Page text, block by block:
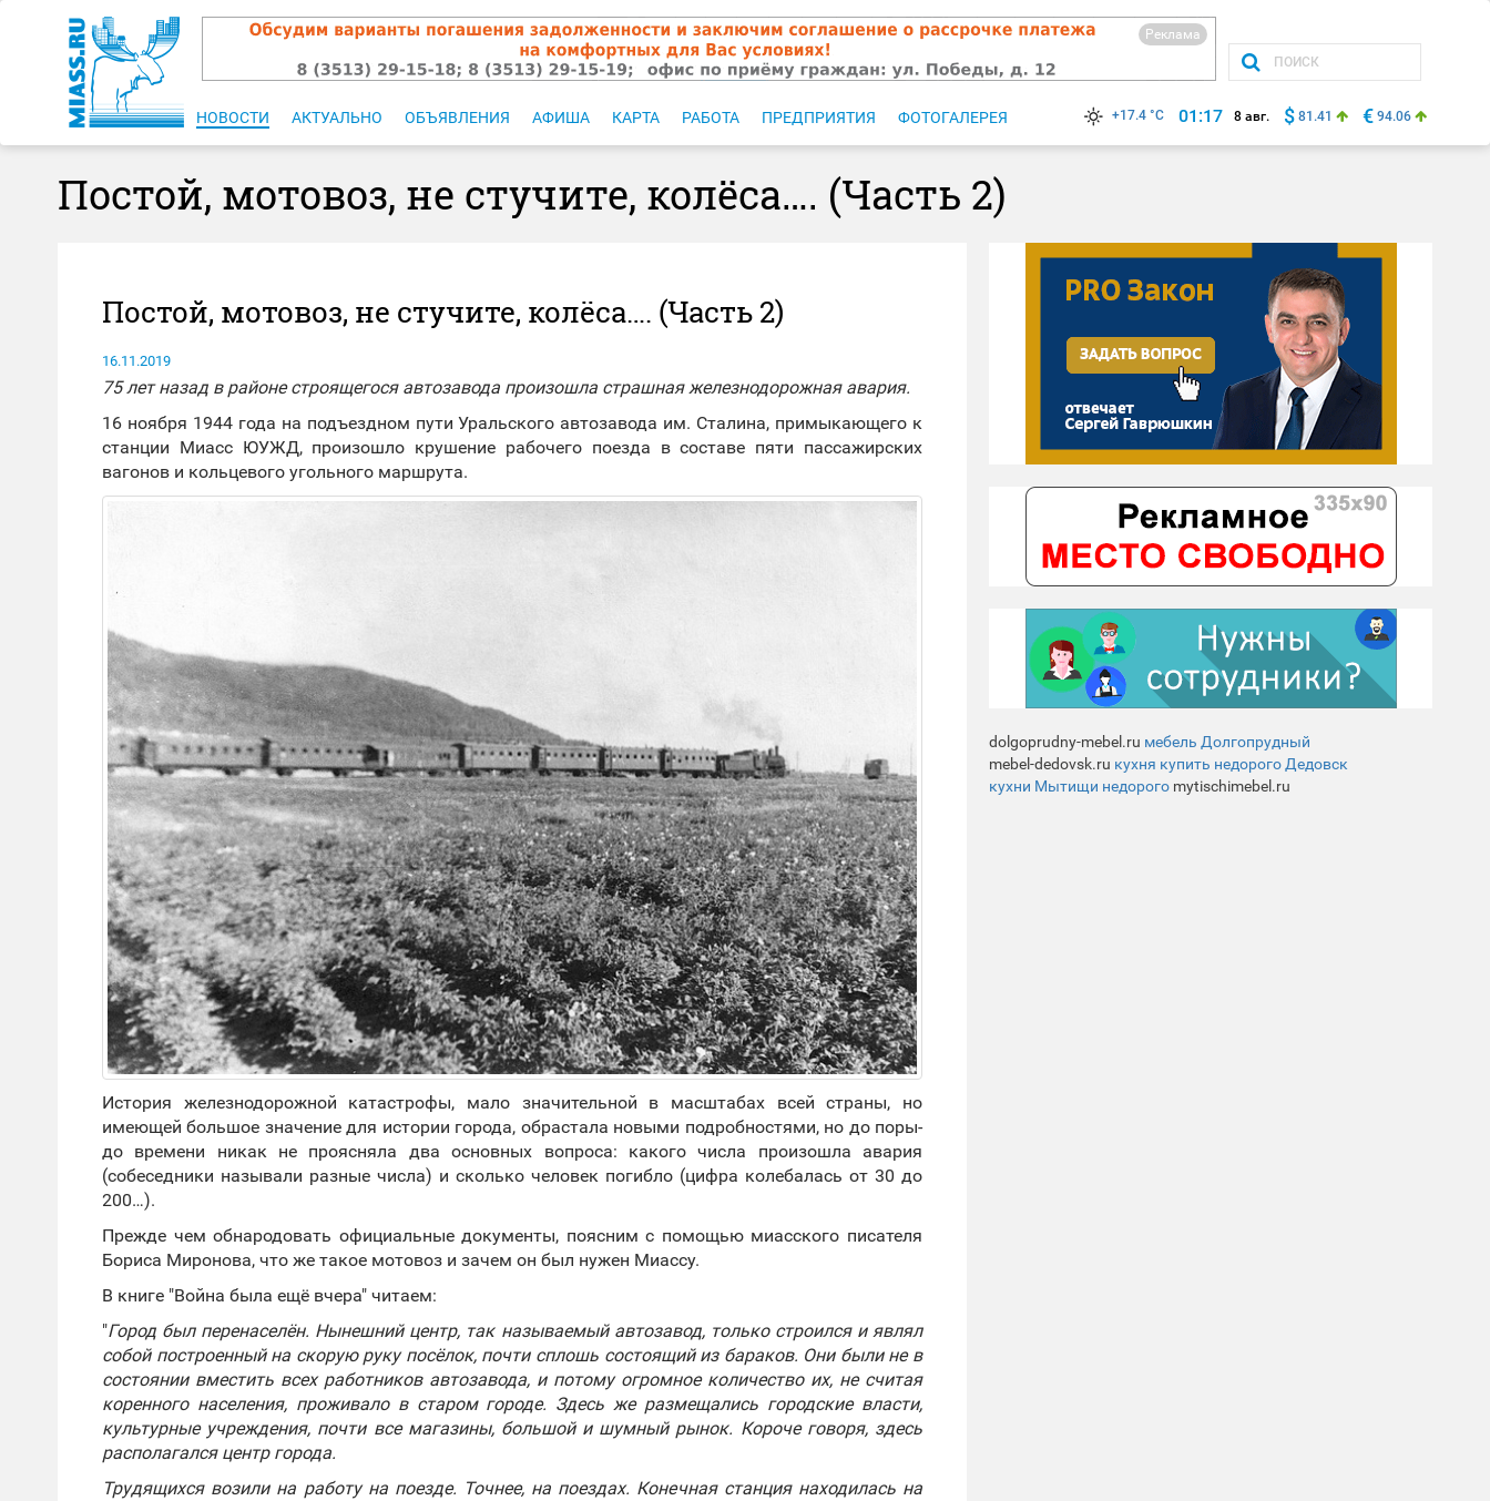
Реклама
НОВОСТИ АКТУАЛЬНО ОБЪЯВЛЕНИЯ АФИША КАРТА РАБОТА ПРЕДПРИЯТИЯ ФОТОГАЛЕРЕЯ +17.4 °C 01:17 8 авг. $ 81.41 € 94.06
Постой, мотовоз, не стучите, колёса…. (Часть 2)
Постой, мотовоз, не стучите, колёса…. (Часть 2)
16.11.2019
75 лет назад в районе строящегося автозавода произошла страшная железнодорожная авария.
16 ноября 1944 года на подъездном пути Уральского автозавода им. Сталина, примыкающего к
станции Миасс ЮУЖД, произошло крушение рабочего поезда в составе пяти пассажирских
вагонов и кольцевого угольного маршрута.
История железнодорожной катастрофы, мало значительной в масштабах всей страны, но
имеющей большое значение для истории города, обрастала новыми подробностями, но до поры-
до времени никак не проясняла два основных вопроса: какого числа произошла авария
(собеседники называли разные числа) и сколько человек погибло (цифра колебалась от 30 до
200…).
Прежде чем обнародовать официальные документы, поясним с помощью миасского писателя
Бориса Миронова, что же такое мотовоз и зачем он был нужен Миассу.
В книге "Война была ещё вчера" читаем:
"Город был перенаселён. Нынешний центр, так называемый автозавод, только строился и являл
собой построенный на скорую руку посёлок, почти сплошь состоящий из бараков. Они были не в
состоянии вместить всех работников автозавода, и потому огромное количество их, не считая
коренного населения, проживало в старом городе. Здесь же размещались городские власти,
культурные учреждения, почти все магазины, большой и шумный рынок. Короче говоря, здесь
располагался центр города.
Трудящихся возили на работу на поезде. Точнее, на поездах. Конечная станция находилась на
dolgoprudny-mebel.ru мебель Долгопрудный
mebel-dedovsk.ru кухня купить недорого Дедовск
кухни Мытищи недорого mytischimebel.ru